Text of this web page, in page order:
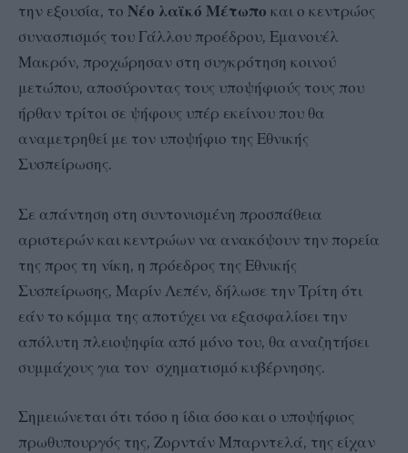
την εξουσία, το Νέο λαϊκό Μέτωπο και ο κεντρώος
συνασπισμός του Γάλλου προέδρου, Εμανουέλ
Μακρόν, προχώρησαν στη συγκρότηση κοινού
μετώπου, αποσύροντας τους υποψήφιούς τους που
ήρθαν τρίτοι σε ψήφους υπέρ εκείνου που θα
αναμετρηθεί με τον υποψήφιο της Εθνικής
Συσπείρωσης.
Σε απάντηση στη συντονισμένη προσπάθεια
αριστερών και κεντρώων να ανακόψουν την πορεία
της προς τη νίκη, η πρόεδρος της Εθνικής
Συσπείρωσης, Μαρίν Λεπέν, δήλωσε την Τρίτη ότι
εάν το κόμμα της αποτύχει να εξασφαλίσει την
απόλυτη πλειοψηφία από μόνο του, θα αναζητήσει
συμμάχους για τον σχηματισμό κυβέρνησης.
Σημειώνεται ότι τόσο η ίδια όσο και ο υποψήφιος
πρωθυπουργός της, Ζορντάν Μπαρντελά, της είχαν